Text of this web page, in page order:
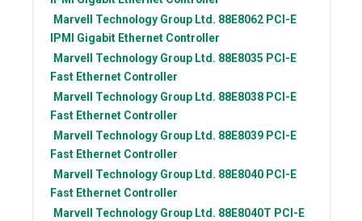
Marvell Technology Group Ltd. 88E8062 PCI-E
IPMI Gigabit Ethernet Controller
Marvell Technology Group Ltd. 88E8035 PCI-E
Fast Ethernet Controller
Marvell Technology Group Ltd. 88E8038 PCI-E
Fast Ethernet Controller
Marvell Technology Group Ltd. 88E8039 PCI-E
Fast Ethernet Controller
Marvell Technology Group Ltd. 88E8040 PCI-E
Fast Ethernet Controller
Marvell Technology Group Ltd. 88E8040T PCI-E